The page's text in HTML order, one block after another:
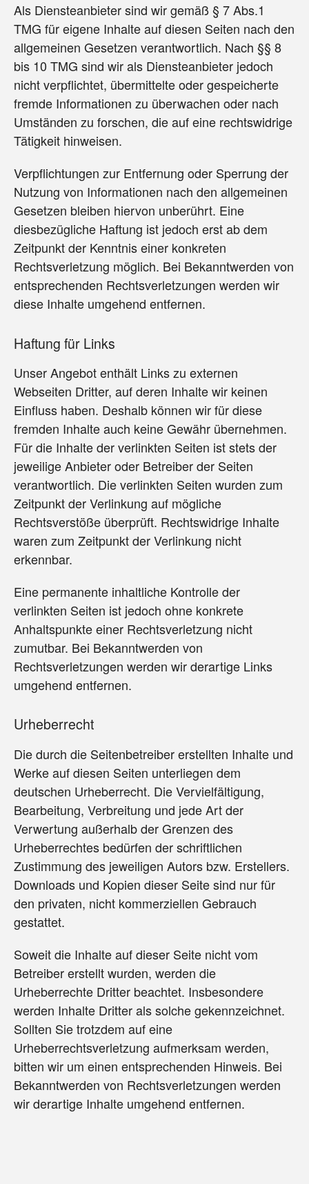
Als Diensteanbieter sind wir gemäß § 7 Abs.1
TMG für eigene Inhalte auf diesen Seiten nach den
allgemeinen Gesetzen verantwortlich. Nach §§ 8
bis 10 TMG sind wir als Diensteanbieter jedoch
nicht verpflichtet, übermittelte oder gespeicherte
fremde Informationen zu überwachen oder nach
Umständen zu forschen, die auf eine rechtswidrige
Tätigkeit hinweisen.
Verpflichtungen zur Entfernung oder Sperrung der
Nutzung von Informationen nach den allgemeinen
Gesetzen bleiben hiervon unberührt. Eine
diesbezügliche Haftung ist jedoch erst ab dem
Zeitpunkt der Kenntnis einer konkreten
Rechtsverletzung möglich. Bei Bekanntwerden von
entsprechenden Rechtsverletzungen werden wir
diese Inhalte umgehend entfernen.
Haftung für Links
Unser Angebot enthält Links zu externen
Webseiten Dritter, auf deren Inhalte wir keinen
Einfluss haben. Deshalb können wir für diese
fremden Inhalte auch keine Gewähr übernehmen.
Für die Inhalte der verlinkten Seiten ist stets der
jeweilige Anbieter oder Betreiber der Seiten
verantwortlich. Die verlinkten Seiten wurden zum
Zeitpunkt der Verlinkung auf mögliche
Rechtsverstöße überprüft. Rechtswidrige Inhalte
waren zum Zeitpunkt der Verlinkung nicht
erkennbar.
Eine permanente inhaltliche Kontrolle der
verlinkten Seiten ist jedoch ohne konkrete
Anhaltspunkte einer Rechtsverletzung nicht
zumutbar. Bei Bekanntwerden von
Rechtsverletzungen werden wir derartige Links
umgehend entfernen.
Urheberrecht
Die durch die Seitenbetreiber erstellten Inhalte und
Werke auf diesen Seiten unterliegen dem
deutschen Urheberrecht. Die Vervielfältigung,
Bearbeitung, Verbreitung und jede Art der
Verwertung außerhalb der Grenzen des
Urheberrechtes bedürfen der schriftlichen
Zustimmung des jeweiligen Autors bzw. Erstellers.
Downloads und Kopien dieser Seite sind nur für
den privaten, nicht kommerziellen Gebrauch
gestattet.
Soweit die Inhalte auf dieser Seite nicht vom
Betreiber erstellt wurden, werden die
Urheberrechte Dritter beachtet. Insbesondere
werden Inhalte Dritter als solche gekennzeichnet.
Sollten Sie trotzdem auf eine
Urheberrechtsverletzung aufmerksam werden,
bitten wir um einen entsprechenden Hinweis. Bei
Bekanntwerden von Rechtsverletzungen werden
wir derartige Inhalte umgehend entfernen.